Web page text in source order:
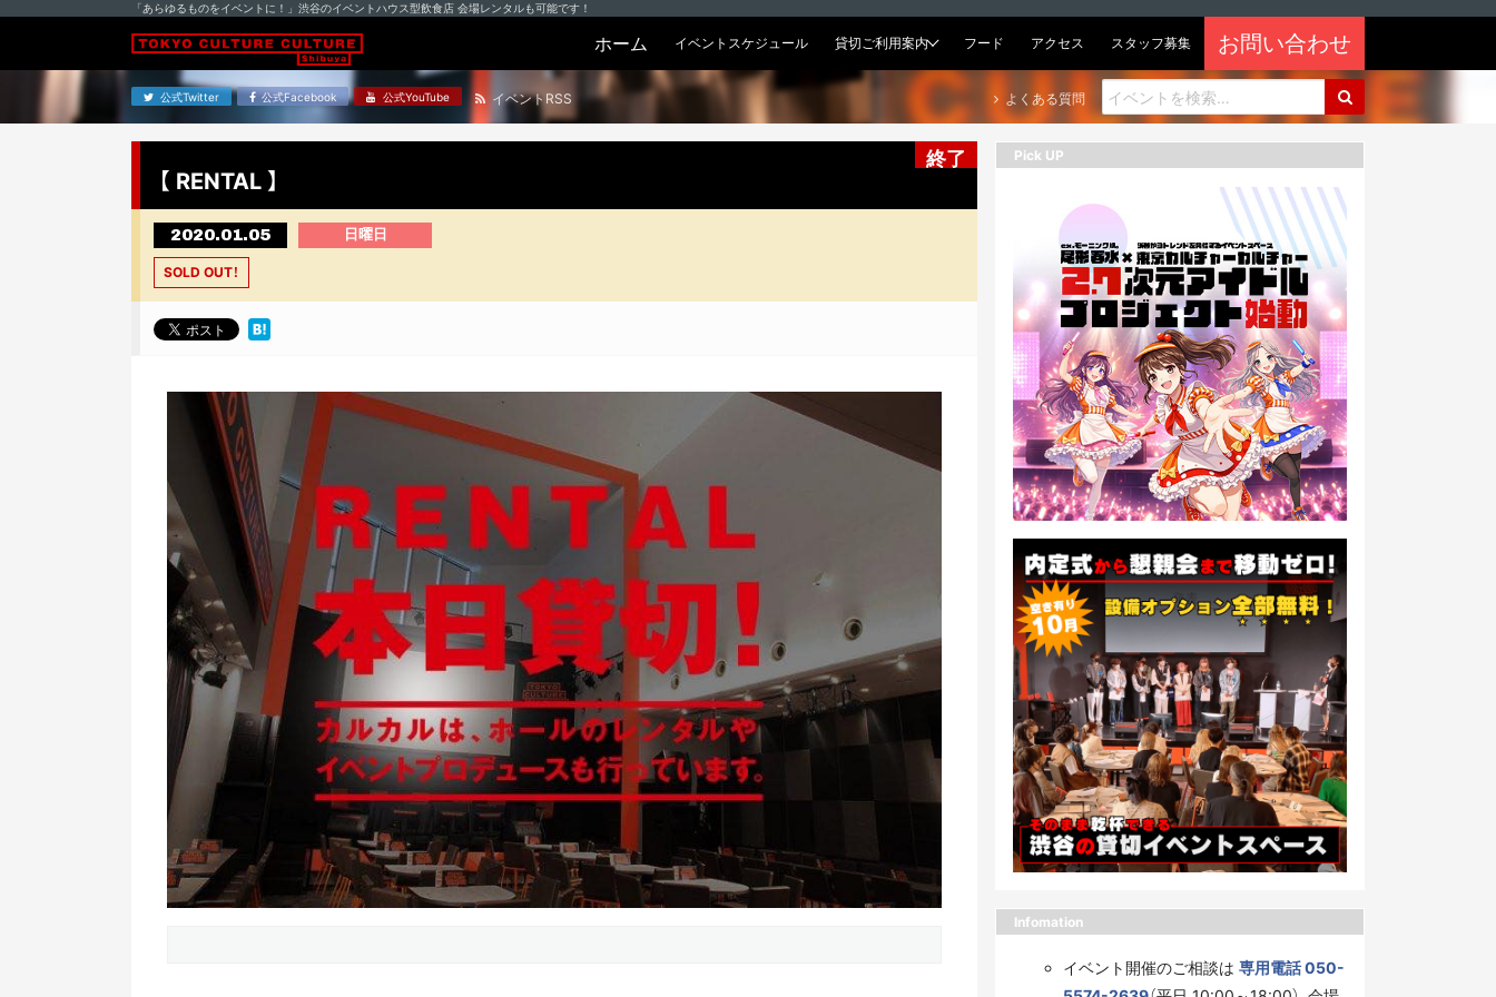
「あらゆるものをイベントに！」渋谷のイベントハウス型飲食店 会場レンタルも可能です！
ホーム イベントスケジュール 貸切ご利用案内 フード アクセス スタッフ募集 お問い合わせ
公式Twitter 公式Facebook 公式YouTube イベントRSS よくある質問
終了
【 RENTAL 】
2020.01.05 日曜日
SOLD OUT！
Pick UP
Infomation
イベント開催のご相談は 専用電話 050-